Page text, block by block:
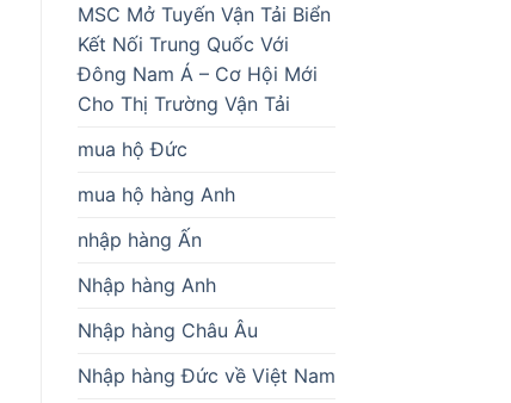
MSC Mở Tuyến Vận Tải Biển
Kết Nối Trung Quốc Với
Đông Nam Á – Cơ Hội Mới
Cho Thị Trường Vận Tải
mua hộ Đức
mua hộ hàng Anh
nhập hàng Ấn
Nhập hàng Anh
Nhập hàng Châu Âu
Nhập hàng Đức về Việt Nam